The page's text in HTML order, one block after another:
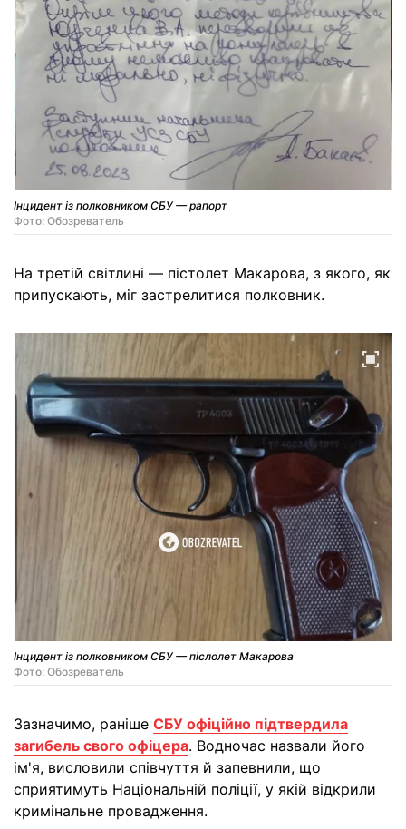
Інцидент із полковником СБУ — рапорт
Фото: Обозреватель
На третій світлині — пістолет Макарова, з якого, як
припускають, міг застрелитися полковник.
Інцидент із полковником СБУ — післолет Макарова
Фото: Обозреватель
Зазначимо, раніше СБУ офіційно підтвердила
загибель свого офіцера. Водночас назвали його
ім'я, висловили співчуття й запевнили, що
сприятимуть Національній поліції, у якій відкрили
кримінальне провадження.